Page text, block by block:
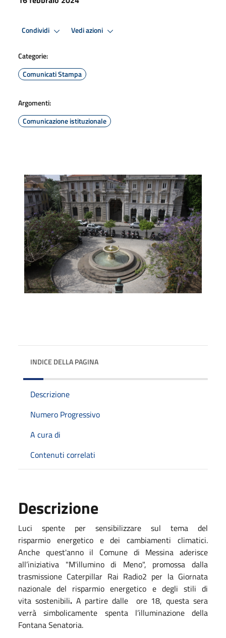
Condividi Vedi azioni
Categorie:
Comunicati Stampa
Argomenti:
Comunicazione istituzionale
INDICE DELLA PAGINA
Descrizione
Numero Progressivo
A cura di
Contenuti correlati
Descrizione
Luci spente per sensibilizzare sul tema del
risparmio energetico e dei cambiamenti climatici.
Anche quest'anno il Comune di Messina aderisce
all’iniziativa "M'illumino di Meno", promossa dalla
trasmissione Caterpillar Rai Radio2 per la Giornata
nazionale del risparmio energetico e degli stili di
vita sostenibili. A partire dalle ore 18, questa sera
verrà simbolicamente spenta l’illuminazione della
Fontana Senatoria.